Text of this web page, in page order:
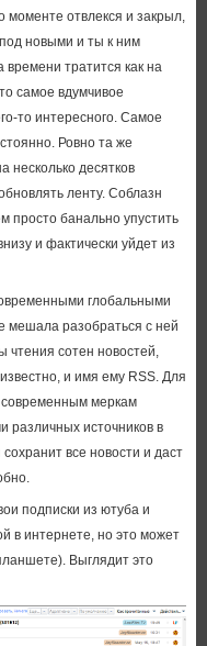
моменте отвлекся и закрыл,
новыми и ты к ним
времени тратится как на
самое вдумчивое
то интересного. Самое
Ровно та же
десятков
ленту. Соблазн
банально упустить
и фактически уйдет из
глобальными
мешала разобраться с ней
сотен новостей,
и имя ему RSS. Для
современным меркам
различных источников в
все новости и даст
подписки из ютуба и
в интернете, но это может
Выглядит это